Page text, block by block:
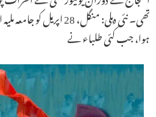
تھی۔ نئی دہلی: منگل، 28
ہوا، جب کئی طلباء نے